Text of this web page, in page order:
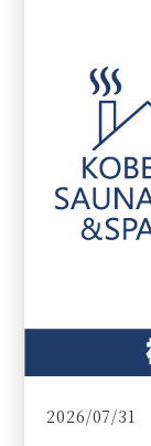
2026/07/31